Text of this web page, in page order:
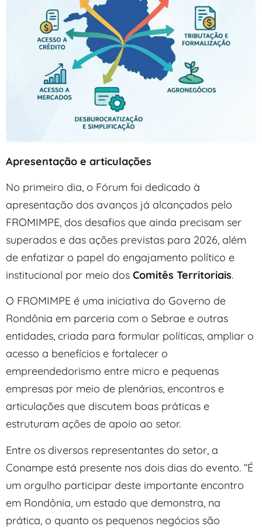
Apresentação e articulações
No primeiro dia, o Fórum foi dedicado à
apresentação dos avanços já alcançados pelo
FROMIMPE, dos desafios que ainda precisam ser
superados e das ações previstas para 2026, além
de enfatizar o papel do engajamento político e
institucional por meio dos Comitês Territoriais.
O FROMIMPE é uma iniciativa do Governo de
Rondônia em parceria com o Sebrae e outras
entidades, criada para formular políticas, ampliar o
acesso a benefícios e fortalecer o
empreendedorismo entre micro e pequenas
empresas por meio de plenárias, encontros e
articulações que discutem boas práticas e
estruturam ações de apoio ao setor.
Entre os diversos representantes do setor, a
Conampe está presente nos dois dias do evento. “É
um orgulho participar deste importante encontro
em Rondônia, um estado que demonstra, na
prática, o quanto os pequenos negócios são